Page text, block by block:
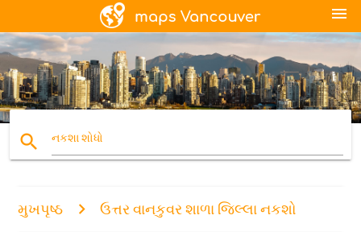
menu
search નકશા શોધો
મુખપૃષ્ઠ ઉત્તર વાનકુવર શાળા જિલ્લા નકશો